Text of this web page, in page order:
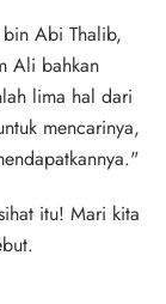
Abi Thalib,
Ali bahkan
lima hal dari
mencarinya,
itu! Mari kita